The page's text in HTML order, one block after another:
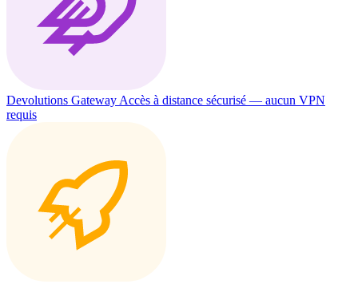
Devolutions Gateway Accès à distance sécurisé — aucun VPN
requis